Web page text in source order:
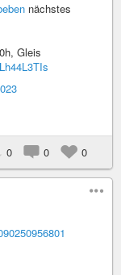
nächstes
Gleis
0 0 0